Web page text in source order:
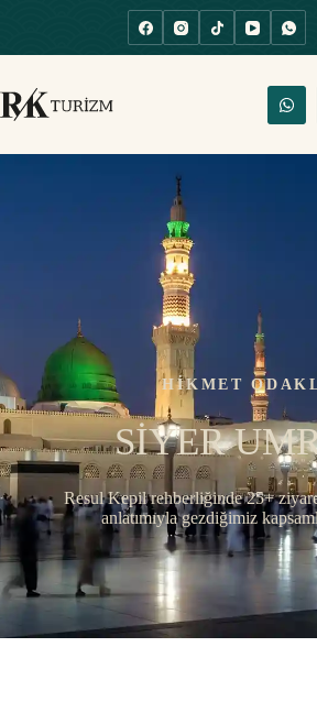
HİKMET
SİYER
Resul Kepil rehberliğinde 25+
anlatımıyla gezdiğimiz